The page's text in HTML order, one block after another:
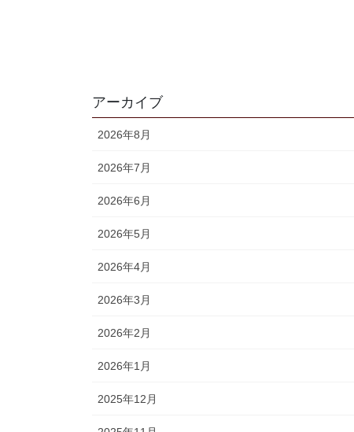
アーカイブ
2026年8月
2026年7月
2026年6月
2026年5月
2026年4月
2026年3月
2026年2月
2026年1月
2025年12月